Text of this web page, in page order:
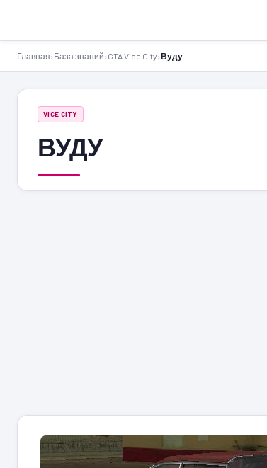
Главная›База знаний›GTA Vice City›Вуду
VICE CITY
ВУДУ